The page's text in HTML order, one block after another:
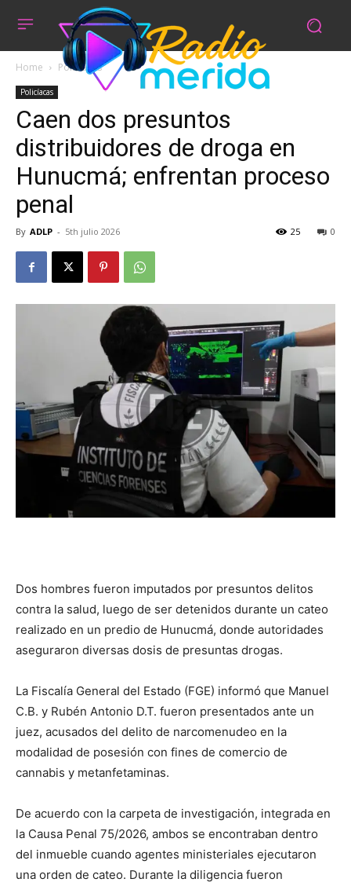
Home Policíacas
Policíacas
Caen dos presuntos
distribuidores de droga en
Hunucmá; enfrentan proceso
penal
By ADLP - 5th julio 2026 0
25
Dos hombres fueron imputados por presuntos delitos
contra la salud, luego de ser detenidos durante un cateo
realizado en un predio de Hunucmá, donde autoridades
aseguraron diversas dosis de presuntas drogas.
La Fiscalía General del Estado (FGE) informó que Manuel
C.B. y Rubén Antonio D.T. fueron presentados ante un
juez, acusados del delito de narcomenudeo en la
modalidad de posesión con fines de comercio de
cannabis y metanfetaminas.
De acuerdo con la carpeta de investigación, integrada en
la Causa Penal 75/2026, ambos se encontraban dentro
del inmueble cuando agentes ministeriales ejecutaron
una orden de cateo. Durante la diligencia fueron